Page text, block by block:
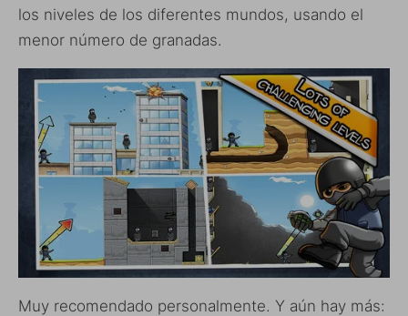
los niveles de los diferentes mundos, usando el
menor número de granadas.
Muy recomendado personalmente. Y aún hay más: